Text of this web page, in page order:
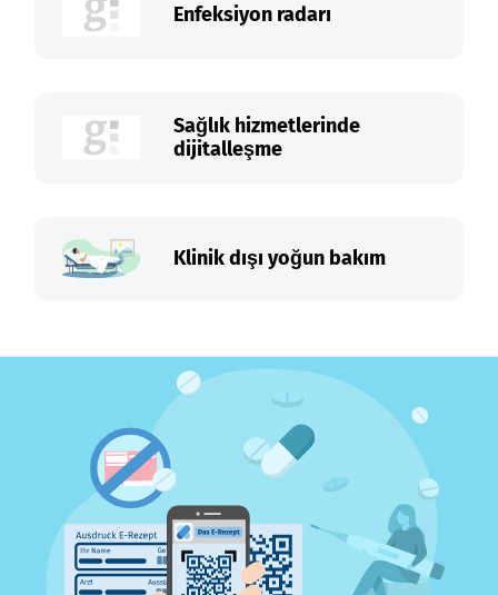
Enfeksiyon radarı
Sağlık hizmetlerinde
dijitalleşme
Klinik dışı yoğun bakım